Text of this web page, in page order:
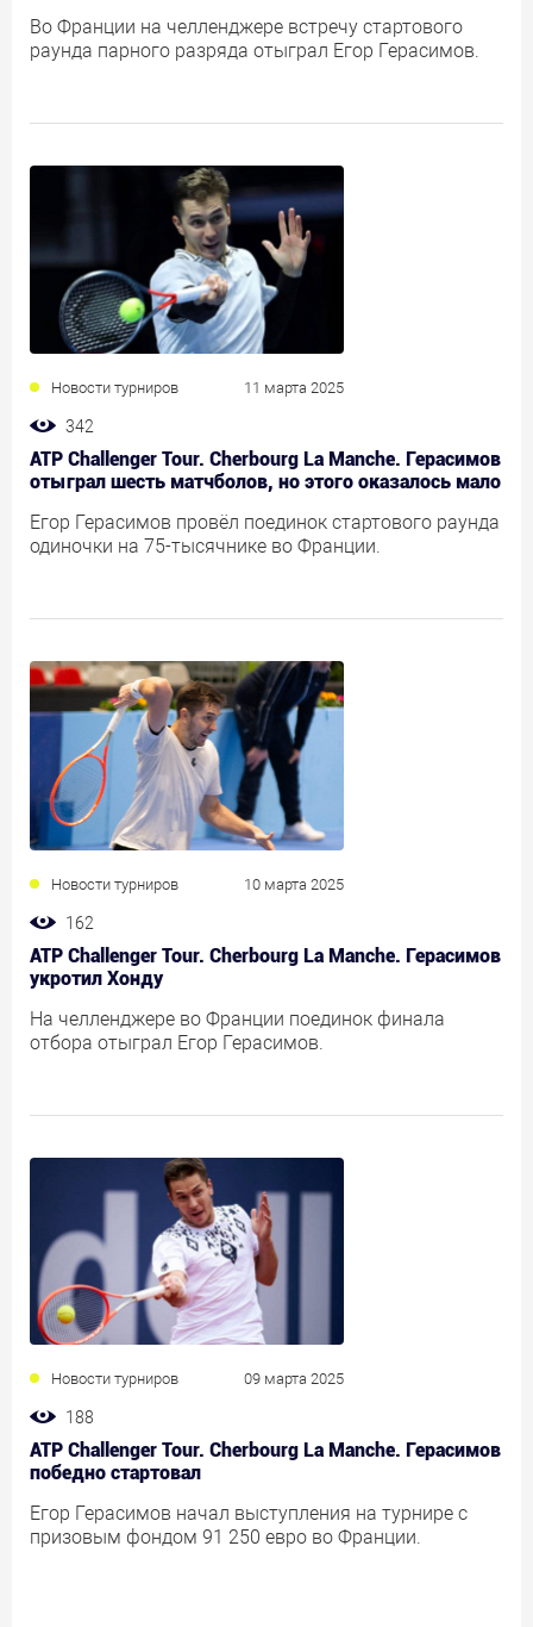
Во Франции на челленджере встречу стартового
раунда парного разряда отыграл Егор Герасимов.
Новости турниров 11 марта 2025
342
ATP Challenger Tour. Cherbourg La Manche. Герасимов
отыграл шесть матчболов, но этого оказалось мало
Егор Герасимов провёл поединок стартового раунда
одиночки на 75-тысячнике во Франции.
Новости турниров 10 марта 2025
162
ATP Challenger Tour. Cherbourg La Manche. Герасимов
укротил Хонду
На челленджере во Франции поединок финала
отбора отыграл Егор Герасимов.
Новости турниров 09 марта 2025
188
ATP Challenger Tour. Cherbourg La Manche. Герасимов
победно стартовал
Егор Герасимов начал выступления на турнире с
призовым фондом 91 250 евро во Франции.